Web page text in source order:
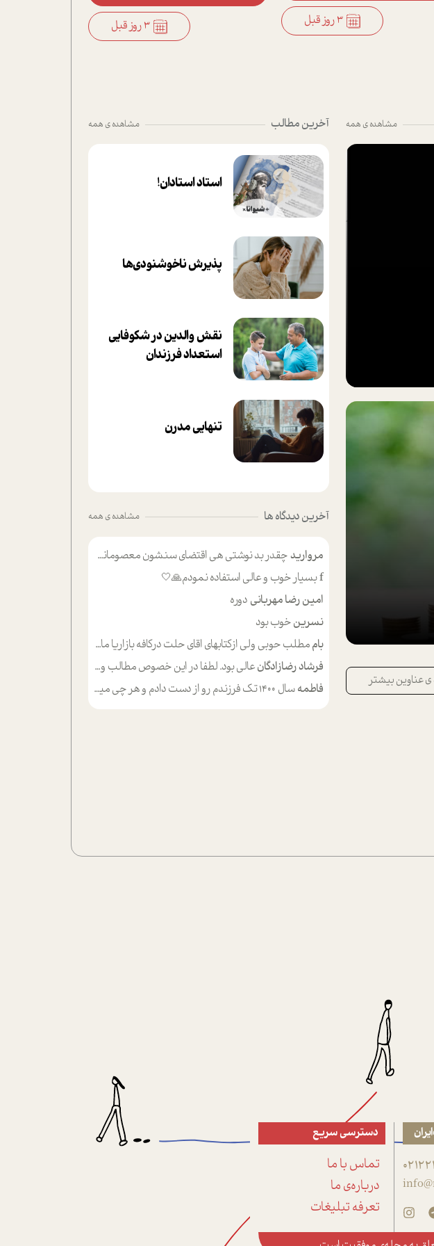
3 روز قبل 3 روز قبل
مشاهده ی همه
عناوین بیشتر
آخرین مطالب مشاهده ی همه
استاد استادان!
پذیرش ناخوشنودی‌ها
نقش والدین در شکوفا‌یی
ا‌ستعداد فرزندان‌
تنهایی مدرن
آخرین دیدگاه ها مشاهده ی همه
مرواریدچقدر بد نوشتی هی اقتضای سنشون معصومانه این اون خلی؟نکنه تا چهل سالگی پوشکت میکردن و شیر میخوردی که به اینا میگی کودک
fبسیار خوب و عالی استفاده نمودم🙏🤍
امین رضا مهربانی دوره
نسرینخوب بود
باممطلب حوبی ولی ازکتابهای اقای حلت درکافه بازاریا مایکت میزاشتن رایگان خوب بود ولی هرکدام خلاصه شده ش تومجله از طریق سایت هم خوبه اینکه درزیر اخرصفحه گذاشته شده خب ادم خبره میره نصب میکنه میخونه ولی هرکسی گوشیش ظرفیتش نداره باتشکر
فرشاد رضازادگانعالی بود. لطفا در این خصوص مطالب و مثال های بیشتر ی ارایه دهید
فاطمهسال ۱۴۰۰ تک فرزندم رو از دست دادم و هر چی میگذره حالم بدتر میشه و دلتنگتر تنایی رو ترجیح دادم و معاشرت برام سخت شده
دسترسی سریع
تماس با ما
درباره‌ی ما
تعرفه تبلیغات